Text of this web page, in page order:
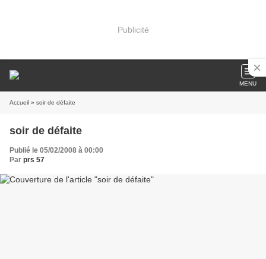
Publicité
MENU
Accueil » soir de défaite
soir de défaite
Publié le 05/02/2008 à 00:00
Par prs 57